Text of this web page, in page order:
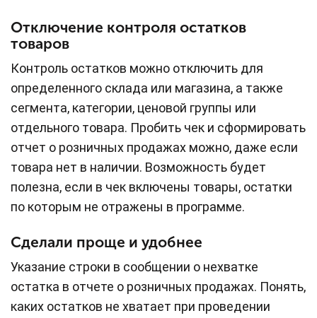
Отключение контроля остатков
товаров
Контроль остатков можно отключить для
определенного склада или магазина, а также
сегмента, категории, ценовой группы или
отдельного товара. Пробить чек и сформировать
отчет о розничных продажах можно, даже если
товара нет в наличии. Возможность будет
полезна, если в чек включены товары, остатки
по которым не отражены в программе.
Сделали проще и удобнее
Указание строки в сообщении о нехватке
остатка в отчете о розничных продажах. Понять,
каких остатков не хватает при проведении